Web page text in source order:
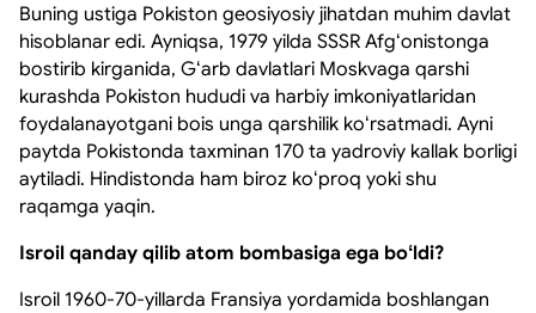
Buning ustiga Pokiston geosiyosiy jihatdan muhim davlat
hisoblanar edi. Ayniqsa, 1979 yilda SSSR Afgʻonistonga
bostirib kirganida, Gʻarb davlatlari Moskvaga qarshi
kurashda Pokiston hududi va harbiy imkoniyatlaridan
foydalanayotgani bois unga qarshilik koʻrsatmadi. Ayni
paytda Pokistonda taxminan 170 ta yadroviy kallak borligi
aytiladi. Hindistonda ham biroz koʻproq yoki shu
raqamga yaqin.
Isroil qanday qilib atom bombasiga ega boʻldi?
Isroil 1960-70-yillarda Fransiya yordamida boshlangan